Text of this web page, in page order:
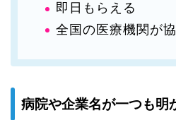
即日もらえる
全国の医療機関が
病院や企業名が一つも明